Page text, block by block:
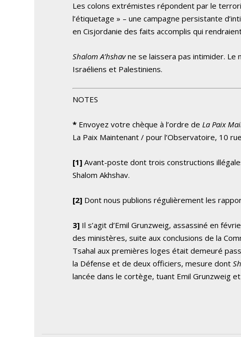
Les colons extrémistes répondent par le
l’étiquetage » – une campagne persistante
en Cisjordanie des faits accomplis qui
Shalom A’hshavne se laissera pas intimider. Le
Israéliens et Palestiniens.
NOTES
* Envoyez votre chèque à l’ordre de La Paix
La Paix Maintenant / pour l’Observatoire, 10
[1] Avant-poste dont trois constructions
Shalom Akhshav.
[2] Dont nous publions régulièrement les
3] Il s’agit d’Emil Grunzweig, assassiné en
des ministères, suite aux conclusions de la
Tsahal aux premières loges était demeuré
la Défense et de deux officiers, mesure dont
lancée dans le cortège, tuant Emil Grunzweig